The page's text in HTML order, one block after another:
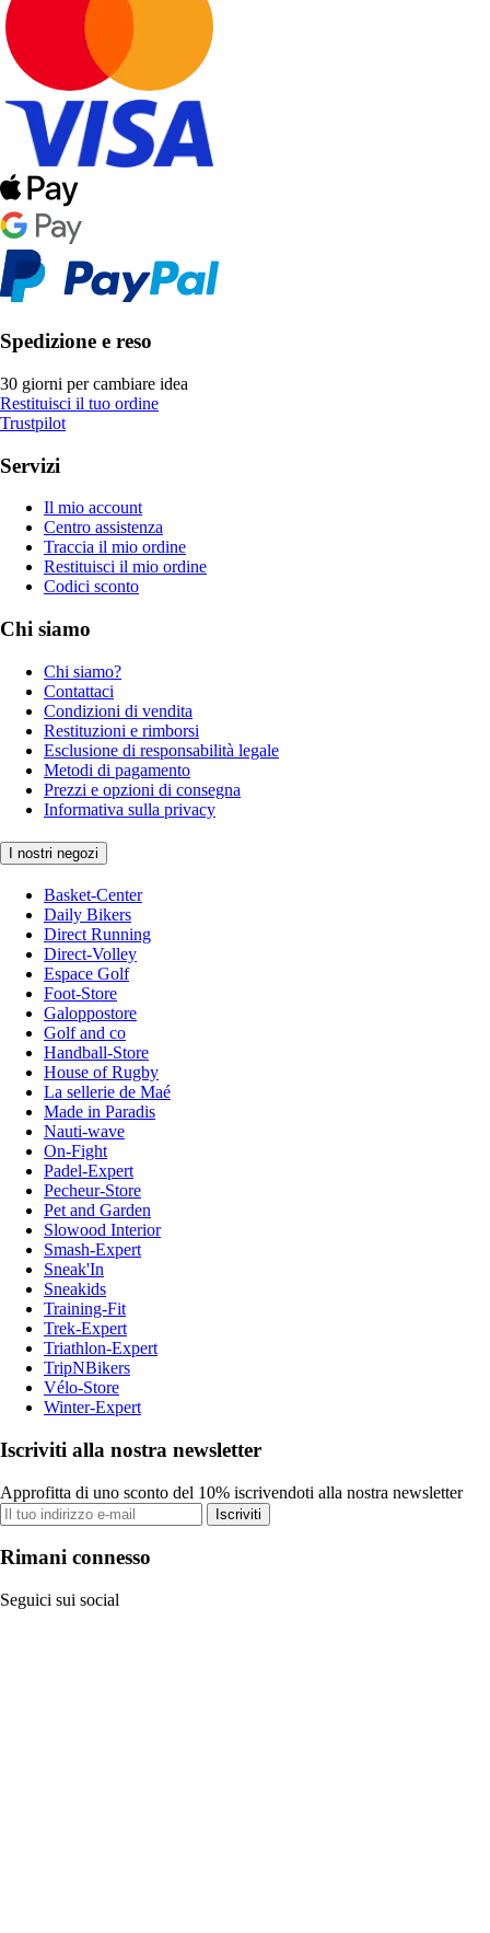
Spedizione e reso
30 giorni per cambiare idea
Restituisci il tuo ordine
Trustpilot
Servizi
Il mio account
Centro assistenza
Traccia il mio ordine
Restituisci il mio ordine
Codici sconto
Chi siamo
Chi siamo?
Contattaci
Condizioni di vendita
Restituzioni e rimborsi
Esclusione di responsabilità legale
Metodi di pagamento
Prezzi e opzioni di consegna
Informativa sulla privacy
I nostri negozi
Basket-Center
Daily Bikers
Direct Running
Direct-Volley
Espace Golf
Foot-Store
Galoppostore
Golf and co
Handball-Store
House of Rugby
La sellerie de Maé
Made in Paradis
Nauti-wave
On-Fight
Padel-Expert
Pecheur-Store
Pet and Garden
Slowood Interior
Smash-Expert
Sneak'In
Sneakids
Training-Fit
Trek-Expert
Triathlon-Expert
TripNBikers
Vélo-Store
Winter-Expert
Iscriviti alla nostra newsletter
Approfitta di uno sconto del 10% iscrivendoti alla nostra newsletter
Iscriviti
Rimani connesso
Seguici sui social